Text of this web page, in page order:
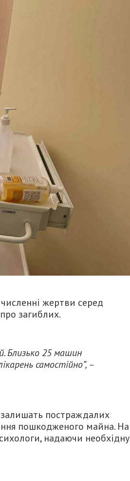
жертви серед
загиблих.
Близько 25 машин
самостійно”, –
залишать постраждалих
пошкодженого майна. На
надаючи необхідну